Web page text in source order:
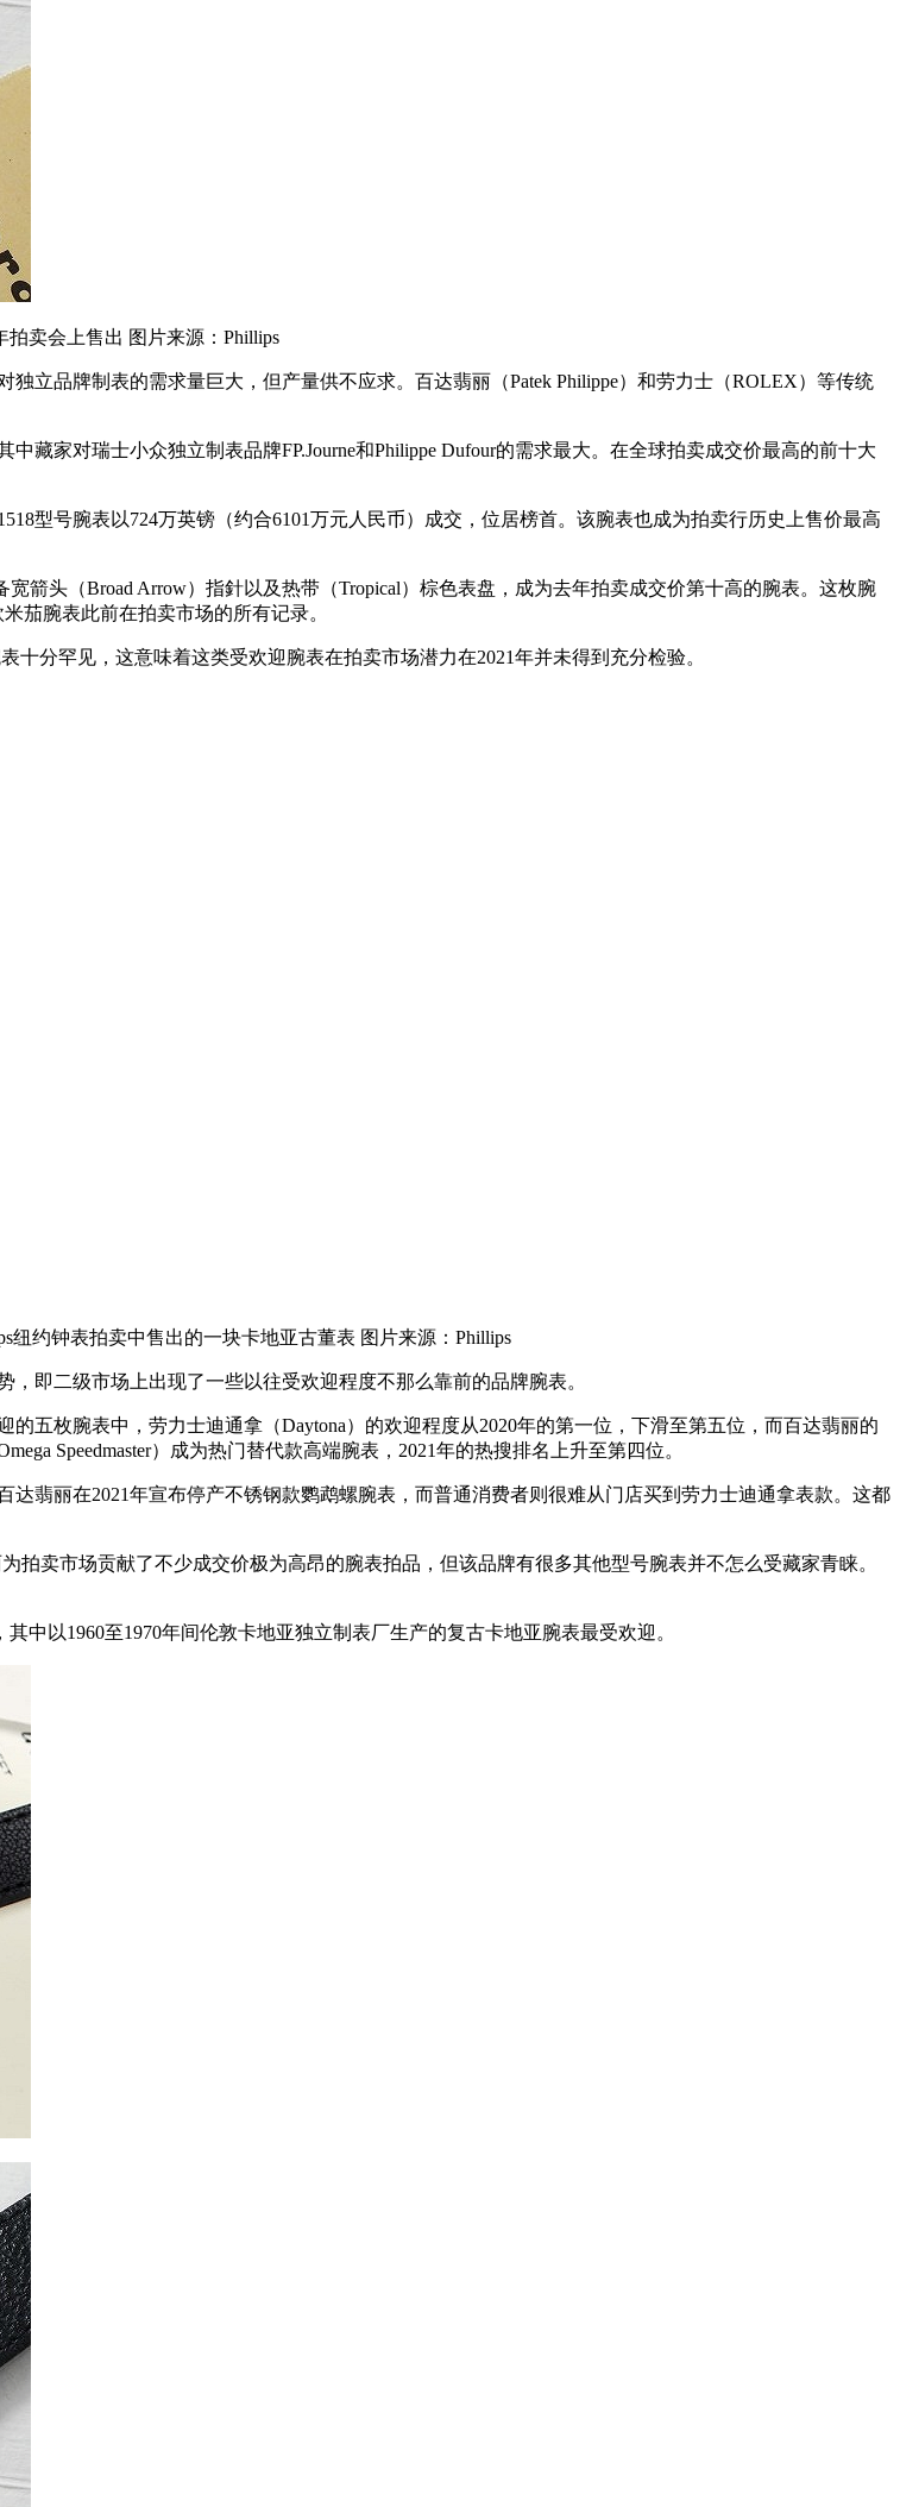
卖会上售出 图片来源：Phillips
品牌制表的需求量巨大，但产量供不应求。百达翡丽（Patek Philippe）和劳力士（ROLEX）等传统
家对瑞士小众独立制表品牌FP.Journe和Philippe Dufour的需求最大。在全球拍卖成交价最高的前十大
号腕表以724万英镑（约合6101万元人民币）成交，位居榜首。该腕表也成为拍卖行历史上售价最高
头（Broad Arrow）指針以及热带（Tropical）棕色表盘，成为去年拍卖成交价第十高的腕表。这枚腕
茄腕表此前在拍卖市场的所有记录。
罕见，这意味着这类受欢迎腕表在拍卖市场潜力在2021年并未得到充分检验。
纽约钟表拍卖中售出的一块卡地亚古董表 图片来源：Phillips
即二级市场上出现了一些以往受欢迎程度不那么靠前的品牌腕表。
枚腕表中，劳力士迪通拿（Daytona）的欢迎程度从2020年的第一位，下滑至第五位，而百达翡丽的
Speedmaster）成为热门替代款高端腕表，2021年的热搜排名上升至第四位。
丽在2021年宣布停产不锈钢款鹦鹉螺腕表，而普通消费者则很难从门店买到劳力士迪通拿表款。这都
市场贡献了不少成交价极为高昂的腕表拍品，但该品牌有很多其他型号腕表并不怎么受藏家青睐。
以1960至1970年间伦敦卡地亚独立制表厂生产的复古卡地亚腕表最受欢迎。